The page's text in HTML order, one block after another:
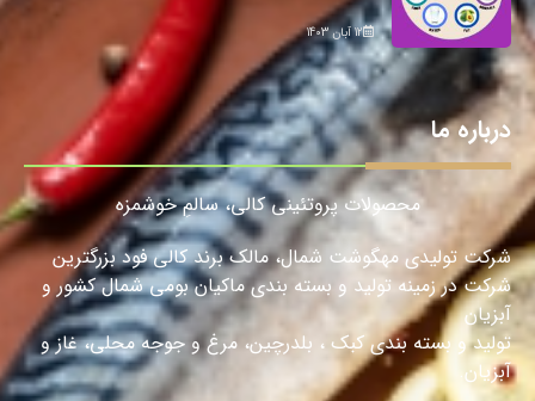
12 آبان 1403
درباره ما
محصولات پروتئینی کالی، سالمِ خوشمزه
شرکت تولیدی مهگوشت شمال، مالک برند کالی فود بزرگترین
شرکت در زمینه تولید و بسته بندی ماکیان بومی شمال کشور و
آبزیان
تولید و بسته بندی کبک ، بلدرچین، مرغ و جوجه محلی، غاز و
آبزیان.